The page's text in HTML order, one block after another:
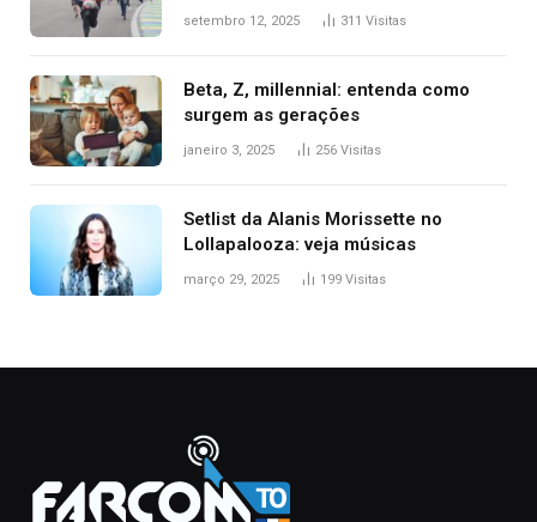
setembro 12, 2025 311 Visitas
Beta, Z, millennial: entenda como
surgem as gerações
janeiro 3, 2025 256 Visitas
Setlist da Alanis Morissette no
Lollapalooza: veja músicas
março 29, 2025 199 Visitas